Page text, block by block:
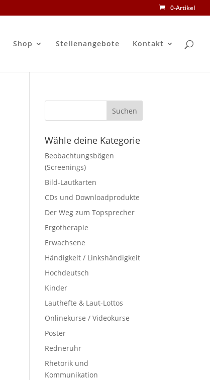
0-Artikel
Shop Stellenangebote Kontakt
Wähle deine Kategorie
Beobachtungsbögen
(Screenings)
Bild-Lautkarten
CDs und Downloadprodukte
Der Weg zum Topsprecher
Ergotherapie
Erwachsene
Händigkeit / Linkshändigkeit
Hochdeutsch
Kinder
Lauthefte & Laut-Lottos
Onlinekurse / Videokurse
Poster
Redneruhr
Rhetorik und
Kommunikation